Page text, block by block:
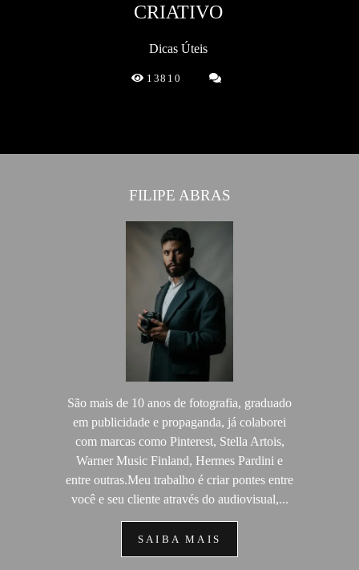
CRIATIVO
Dicas Úteis
13810
FILIPE ABRAS
São mais de 10 anos de fotografia, graduado
em publicidade e propaganda, já colaborei
com marcas como Pinterest, Stella Artois,
Warner Music Finland, Hermes Pardini e
entre outras.Meu trabalho é criar pontes entre
você e seu cliente através do audiovisual,...
SAIBA MAIS